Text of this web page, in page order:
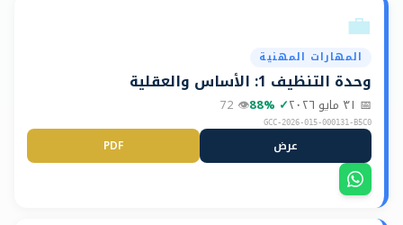
💼
المهارات المهنية
وحدة التنظيف 1: الأساس والعقلية
📅 ٣١ مايو ٢٠٢٦ ✓
88%
👁
72
GCC-2026-015-000131-B5C0
عرض PDF